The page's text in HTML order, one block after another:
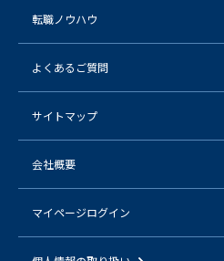
転職ノウハウ
よくあるご質問
サイトマップ
会社概要
マイページログイン